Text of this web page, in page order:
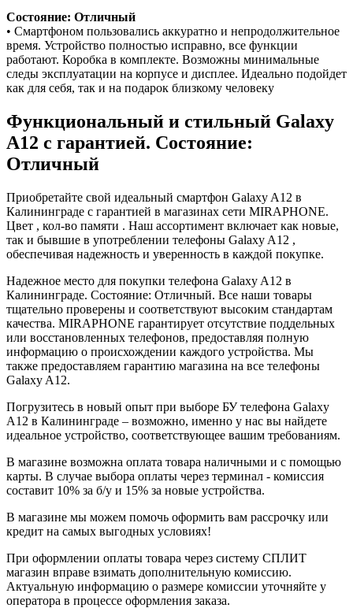
Состояние: Отличный
• Смартфоном пользовались аккуратно и непродолжительное
время. Устройство полностью исправно, все функции
работают. Коробка в комплекте. Возможны минимальные
следы эксплуатации на корпусе и дисплее. Идеально подойдет
как для себя, так и на подарок близкому человеку
Функциональный и стильный Galaxy
A12 с гарантией. Состояние:
Отличный
Приобретайте свой идеальный смартфон Galaxy A12 в
Калининграде с гарантией в магазинах сети MIRAPHONE.
Цвет , кол-во памяти . Наш ассортимент включает как новые,
так и бывшие в употреблении телефоны Galaxy A12 ,
обеспечивая надежность и уверенность в каждой покупке.
Надежное место для покупки телефона Galaxy A12 в
Калининграде. Состояние: Отличный. Все наши товары
тщательно проверены и соответствуют высоким стандартам
качества. MIRAPHONE гарантирует отсутствие поддельных
или восстановленных телефонов, предоставляя полную
информацию о происхождении каждого устройства. Мы
также предоставляем гарантию магазина на все телефоны
Galaxy A12.
Погрузитесь в новый опыт при выборе БУ телефона Galaxy
A12 в Калининграде – возможно, именно у нас вы найдете
идеальное устройство, соответствующее вашим требованиям.
В магазине возможна оплата товара наличными и с помощью
карты. В случае выбора оплаты через терминал - комиссия
составит 10% за б/у и 15% за новые устройства.
В магазине мы можем помочь оформить вам рассрочку или
кредит на самых выгодных условиях!
При оформлении оплаты товара через систему СПЛИТ
магазин вправе взимать дополнительную комиссию.
Актуальную информацию о размере комиссии уточняйте у
оператора в процессе оформления заказа.